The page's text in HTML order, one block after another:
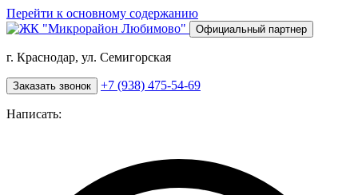
Перейти к основному содержанию
Официальный партнер
г. Краснодар, ул. Семигорская
Заказать звонок +7 (938) 475-54-69
Написать: